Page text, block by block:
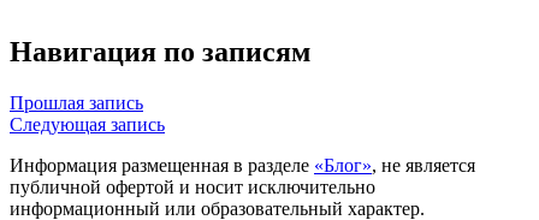
Навигация по записям
Прошлая запись
Следующая запись
Информация размещенная в разделе «Блог», не является
публичной офертой и носит исключительно
информационный или образовательный характер.